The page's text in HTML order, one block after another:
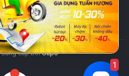
Cung cấp bởiSapo
1